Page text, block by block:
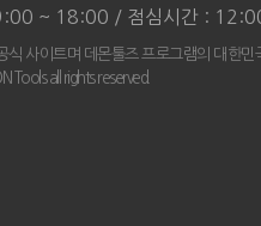
~ 18:00 / 점심시간 :
식 사이트며 데몬툴즈 프로그램의 대한
Tools all rights reserved.